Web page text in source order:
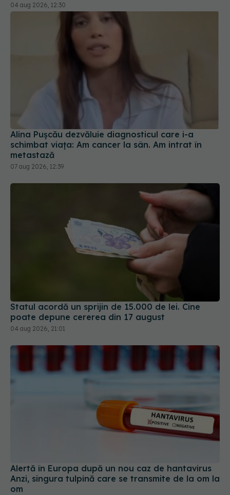
04 aug 2026, 12:30
Alina Pușcău dezvăluie diagnosticul care i-a
schimbat viața: Am cancer la sân. Am intrat în
metastază
07 aug 2026, 12:39
Statul acordă un sprijin de 15.000 de lei. Cine
poate depune cererea din 17 august
04 aug 2026, 21:01
Alertă în Europa după un nou caz de hantavirus
Anzi, singura tulpină care se transmite de la om la
om